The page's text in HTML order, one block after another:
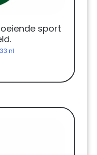
sport